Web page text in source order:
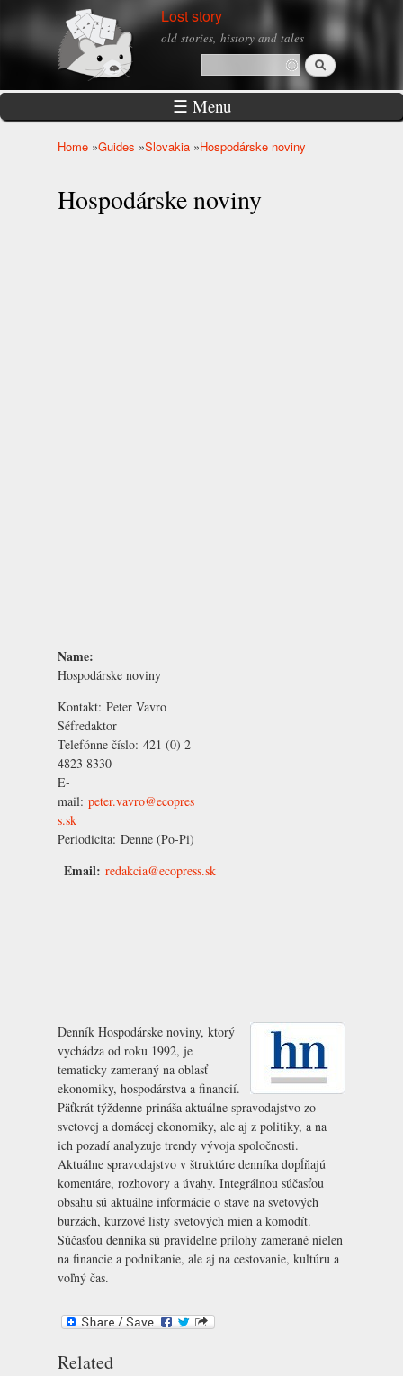
Skip to
main
Lost story
old stories, history and tales
Search form
Search
☰ Menu
Home »Guides »Slovakia »Hospodárske noviny
Hospodárske noviny
Name:
Hospodárske noviny
Kontakt: Peter Vavro
Šéfredaktor
Telefónne číslo: 421 (0) 2
4823 8330
E-
mail: peter.vavro@ecopres
s.sk
Periodicita: Denne (Po-Pi)
Email: redakcia@ecopress.sk
Denník Hospodárske noviny, ktorý
vychádza od roku 1992, je
tematicky zameraný na oblasť
ekonomiky, hospodárstva a financií.
Päťkrát týždenne prináša aktuálne spravodajstvo zo
svetovej a domácej ekonomiky, ale aj z politiky, a na
ich pozadí analyzuje trendy vývoja spoločnosti.
Aktuálne spravodajstvo v štruktúre denníka dopĺňajú
komentáre, rozhovory a úvahy. Integrálnou súčasťou
obsahu sú aktuálne informácie o stave na svetových
burzách, kurzové listy svetových mien a komodít.
Súčasťou denníka sú pravidelne prílohy zamerané nielen
na financie a podnikanie, ale aj na cestovanie, kultúru a
voľný čas.
Related